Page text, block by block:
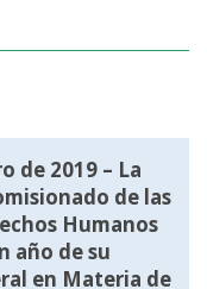
de 2019 – La
de las
Humanos
año de su
en Materia de